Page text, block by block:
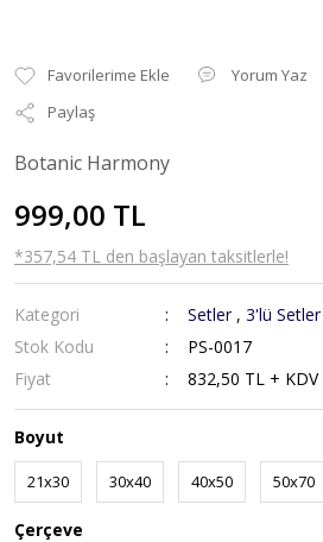
Yorum Yaz
Paylaş
Botanic Harmony
999,00 TL
*357,54 TL den başlayan taksitlerle!
Kategori Setler ,3'lü Setler
Stok Kodu
PS-0017
Fiyat
832,50 TL + KDV
Boyut
21x30 30x40 40x50 50x70
Çerçeve